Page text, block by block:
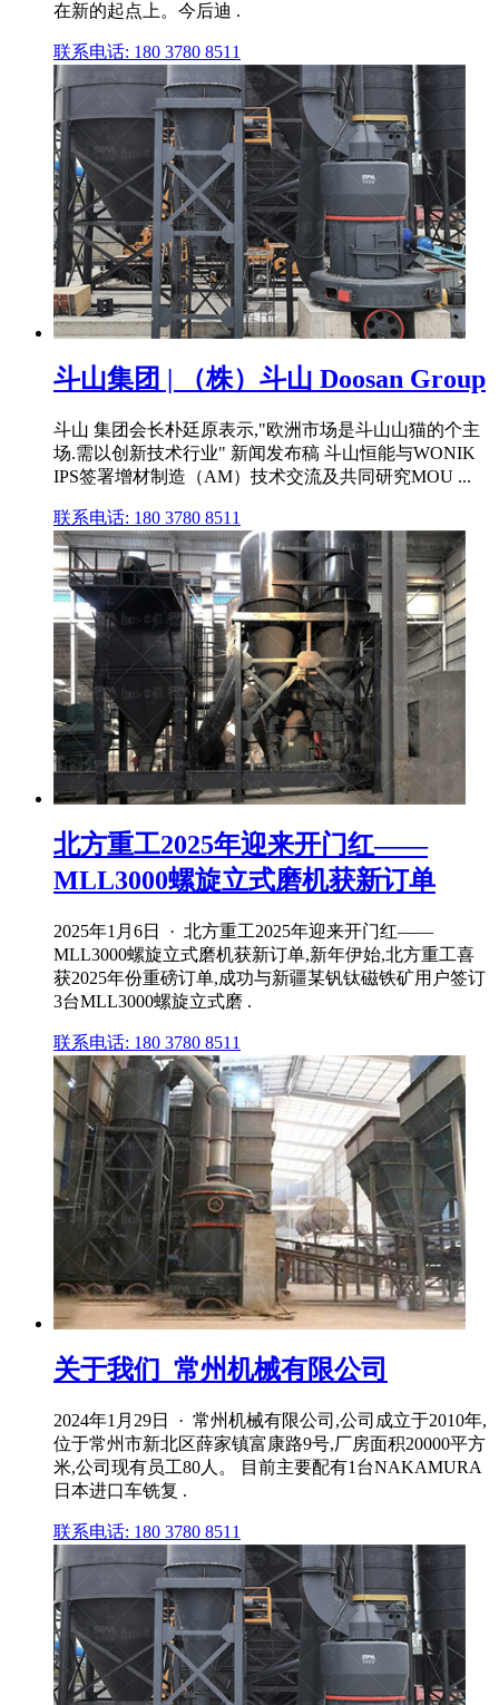
在新的起点上。今后迪 .
联系电话: 180 3780 8511
斗山集团 | （株）斗山 Doosan Group
斗山 集团会长朴廷原表示,"欧洲市场是斗山山猫的个主
场.需以创新技术行业" 新闻发布稿 斗山恒能与WONIK
IPS签署增材制造（AM）技术交流及共同研究MOU ...
联系电话: 180 3780 8511
北方重工2025年迎来开门红——
MLL3000螺旋立式磨机获新订单
2025年1月6日 · 北方重工2025年迎来开门红——
MLL3000螺旋立式磨机获新订单,新年伊始,北方重工喜
获2025年份重磅订单,成功与新疆某钒钛磁铁矿用户签订
3台MLL3000螺旋立式磨 .
联系电话: 180 3780 8511
关于我们_常州机械有限公司
2024年1月29日 · 常州机械有限公司,公司成立于2010年,
位于常州市新北区薛家镇富康路9号,厂房面积20000平方
米,公司现有员工80人。 目前主要配有1台NAKAMURA
日本进口车铣复 .
联系电话: 180 3780 8511